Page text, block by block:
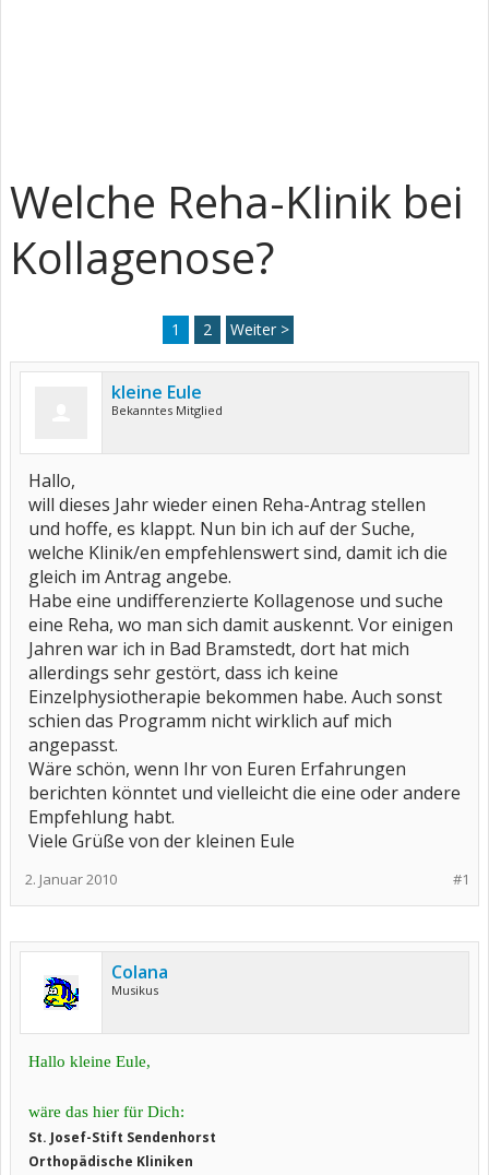
Welche Reha-Klinik bei
Kollagenose?
1 2 Weiter >
kleine Eule
Bekanntes Mitglied
Hallo,
will dieses Jahr wieder einen Reha-Antrag stellen
und hoffe, es klappt. Nun bin ich auf der Suche,
welche Klinik/en empfehlenswert sind, damit ich die
gleich im Antrag angebe.
Habe eine undifferenzierte Kollagenose und suche
eine Reha, wo man sich damit auskennt. Vor einigen
Jahren war ich in Bad Bramstedt, dort hat mich
allerdings sehr gestört, dass ich keine
Einzelphysiotherapie bekommen habe. Auch sonst
schien das Programm nicht wirklich auf mich
angepasst.
Wäre schön, wenn Ihr von Euren Erfahrungen
berichten könntet und vielleicht die eine oder andere
Empfehlung habt.
Viele Grüße von der kleinen Eule
#1
2. Januar 2010
Colana
Musikus
Hallo kleine Eule,
wäre das hier für Dich:
St. Josef-Stift Sendenhorst
Orthopädische Kliniken